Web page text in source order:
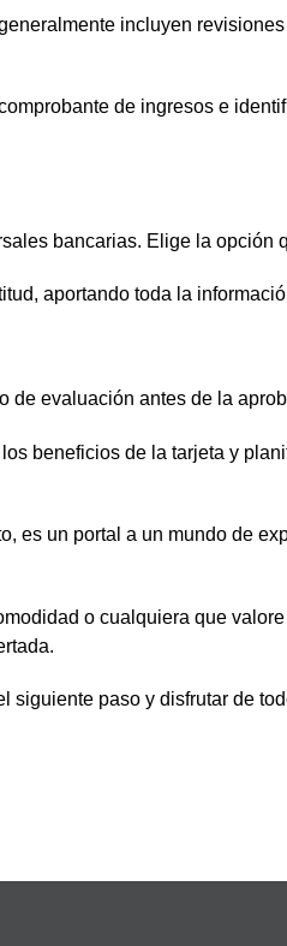
incluyen
de ingresos e
bancarias. Elige la opción
aportando toda la
de evaluación antes de la
beneficios de la tarjeta y
es un portal a un mundo de
o cualquiera que
siguiente paso y disfrutar de